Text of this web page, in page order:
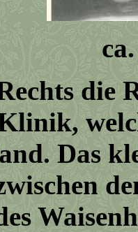
Ruine
Das
den